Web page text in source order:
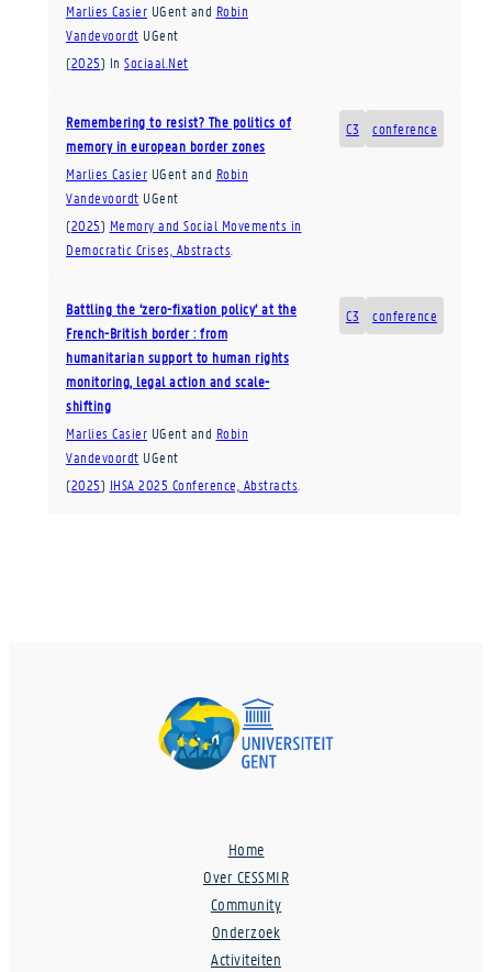
Marlies Casier UGent and Robin
Vandevoordt UGent
(2025) In Sociaal.Net
C3 conference
Remembering to resist? The politics of
memory in european border zones
Marlies Casier UGent and Robin
Vandevoordt UGent
(2025) Memory and Social Movements in
Democratic Crises, Abstracts
C3 conference
Battling the ‘zero-fixation policy’ at the
French-British border : from
humanitarian support to human rights
monitoring, legal action and scale-
shifting
Marlies Casier UGent and Robin
Vandevoordt UGent
(2025) IHSA 2025 Conference, Abstracts
Home
Over CESSMIR
Community
Onderzoek
Activiteiten